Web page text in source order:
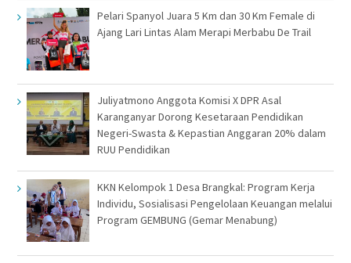
Pelari Spanyol Juara 5 Km dan 30 Km Female di
Ajang Lari Lintas Alam Merapi Merbabu De Trail
Juliyatmono Anggota Komisi X DPR Asal
Karanganyar Dorong Kesetaraan Pendidikan
Negeri-Swasta & Kepastian Anggaran 20% dalam
RUU Pendidikan
KKN Kelompok 1 Desa Brangkal: Program Kerja
Individu, Sosialisasi Pengelolaan Keuangan melalui
Program GEMBUNG (Gemar Menabung)